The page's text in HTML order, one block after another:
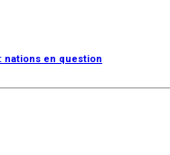
nations en question